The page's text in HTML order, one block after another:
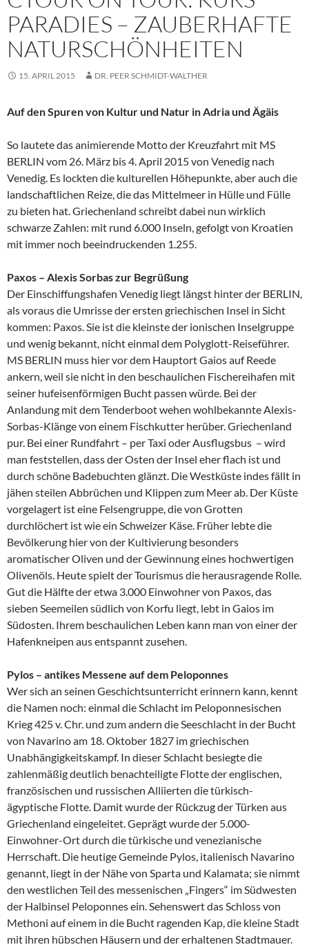
PARADIES – ZAUBERHAFTE
NATURSCHÖNHEITEN
15. APRIL 2015 DR. PEER SCHMIDT-WALTHER
Auf den Spuren von Kultur und Natur in Adria und Ägäis
So lautete das animierende Motto der Kreuzfahrt mit MS
BERLIN vom 26. März bis 4. April 2015 von Venedig nach
Venedig. Es lockten die kulturellen Höhepunkte, aber auch die
landschaftlichen Reize, die das Mittelmeer in Hülle und Fülle
zu bieten hat. Griechenland schreibt dabei nun wirklich
schwarze Zahlen: mit rund 6.000 Inseln, gefolgt von Kroatien
mit immer noch beeindruckenden 1.255.
Paxos – Alexis Sorbas zur Begrüßung
Der Einschiffungshafen Venedig liegt längst hinter der BERLIN,
als voraus die Umrisse der ersten griechischen Insel in Sicht
kommen: Paxos. Sie ist die kleinste der ionischen Inselgruppe
und wenig bekannt, nicht einmal dem Polyglott-Reiseführer.
MS BERLIN muss hier vor dem Hauptort Gaios auf Reede
ankern, weil sie nicht in den beschaulichen Fischereihafen mit
seiner hufeisenförmigen Bucht passen würde. Bei der
Anlandung mit dem Tenderboot wehen wohlbekannte Alexis-
Sorbas-Klänge von einem Fischkutter herüber. Griechenland
pur. Bei einer Rundfahrt – per Taxi oder Ausflugsbus – wird
man feststellen, dass der Osten der Insel eher flach ist und
durch schöne Badebuchten glänzt. Die Westküste indes fällt in
jähen steilen Abbrüchen und Klippen zum Meer ab. Der Küste
vorgelagert ist eine Felsengruppe, die von Grotten
durchlöchert ist wie ein Schweizer Käse. Früher lebte die
Bevölkerung hier von der Kultivierung besonders
aromatischer Oliven und der Gewinnung eines hochwertigen
Olivenöls. Heute spielt der Tourismus die herausragende Rolle.
Gut die Hälfte der etwa 3.000 Einwohner von Paxos, das
sieben Seemeilen südlich von Korfu liegt, lebt in Gaios im
Südosten. Ihrem beschaulichen Leben kann man von einer der
Hafenkneipen aus entspannt zusehen.
Pylos – antikes Messene auf dem Peloponnes
Wer sich an seinen Geschichtsunterricht erinnern kann, kennt
die Namen noch: einmal die Schlacht im Peloponnesischen
Krieg 425 v. Chr. und zum andern die Seeschlacht in der Bucht
von Navarino am 18. Oktober 1827 im griechischen
Unabhängigkeitskampf. In dieser Schlacht besiegte die
zahlenmäßig deutlich benachteiligte Flotte der englischen,
französischen und russischen Alliierten die türkisch-
ägyptische Flotte. Damit wurde der Rückzug der Türken aus
Griechenland eingeleitet. Geprägt wurde der 5.000-
Einwohner-Ort durch die türkische und venezianische
Herrschaft. Die heutige Gemeinde Pylos, italienisch Navarino
genannt, liegt in der Nähe von Sparta und Kalamata; sie nimmt
den westlichen Teil des messenischen „Fingers“ im Südwesten
der Halbinsel Peloponnes ein. Sehenswert das Schloss von
Methoni auf einem in die Bucht ragenden Kap, die kleine Stadt
mit ihren hübschen Häusern und der erhaltenen Stadtmauer.